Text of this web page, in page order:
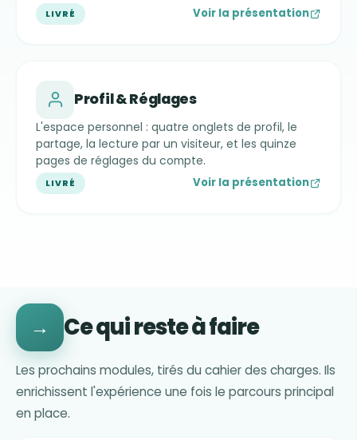
LIVRÉ Voir la présentation
Profil & Réglages
L'espace personnel : quatre onglets de profil, le
partage, la lecture par un visiteur, et les quinze
pages de réglages du compte.
LIVRÉ Voir la présentation
→ Ce qui reste à faire
Les prochains modules, tirés du cahier des charges. Ils
enrichissent l'expérience une fois le parcours principal
en place.